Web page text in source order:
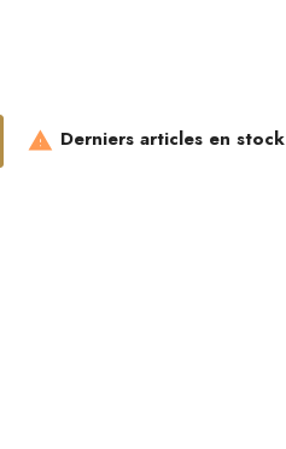
 Derniers articles en stock